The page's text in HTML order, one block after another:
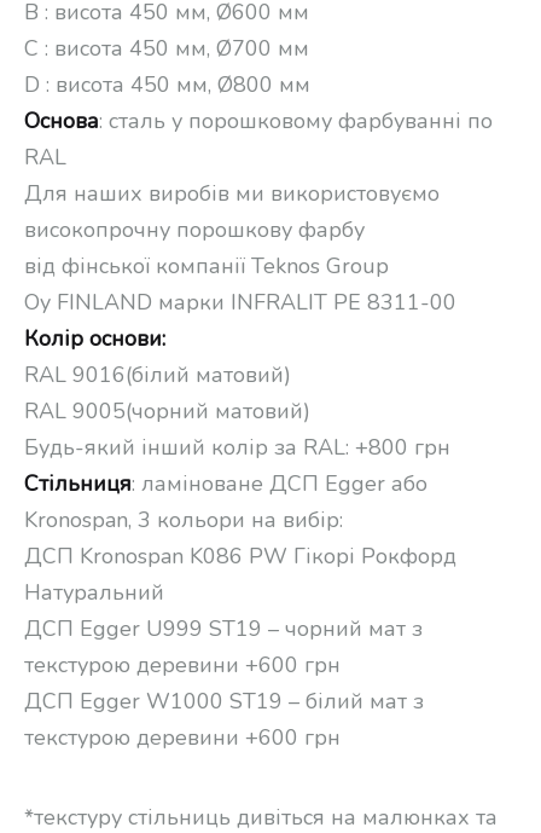
B : висота 450 мм, Ø600 мм
C : висота 450 мм, Ø700 мм
D : висота 450 мм, Ø800 мм
Основа: сталь у порошковому фарбуванні по
RAL
Для наших виробів ми використовуємо
високопрочну порошкову фарбу
від фінської компанії Teknos Group
Oy FINLAND марки INFRALIT PE 8311-00
Колір основи:
RAL 9016(білий матовий)
RAL 9005(чорний матовий)
Будь-який інший колір за RAL: +800 грн
Стільниця: ламіноване ДСП Egger або
Kronospan, 3 кольори на вибір:
ДСП Kronospan K086 PW Гікорі Рокфорд
Натуральний
ДСП Egger U999 ST19 – чорний мат з
текстурою деревини +600 грн
ДСП Egger W1000 ST19 – білий мат з
текстурою деревини +600 грн
*текстуру стільниць дивіться на малюнках та